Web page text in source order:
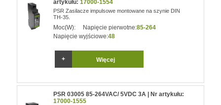
artykułu:17000-1554
PSR Zasilacze impulsowe montowane na szynie DIN
TH-35.
Moc(W): Napięcie pierwotne:85-264
Napięcie wyjściowe:48
Więcej
PSR 03005 85-264VAC/ 5VDC 3A | Nr artykułu:
17000-1555